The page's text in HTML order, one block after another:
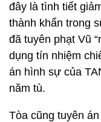
đây là tình tiết
thành khẩn trong
đã tuyên phạt Vũ
dụng tín nhiệm
án hình sự của
năm tù.
Tòa cũng tuyên